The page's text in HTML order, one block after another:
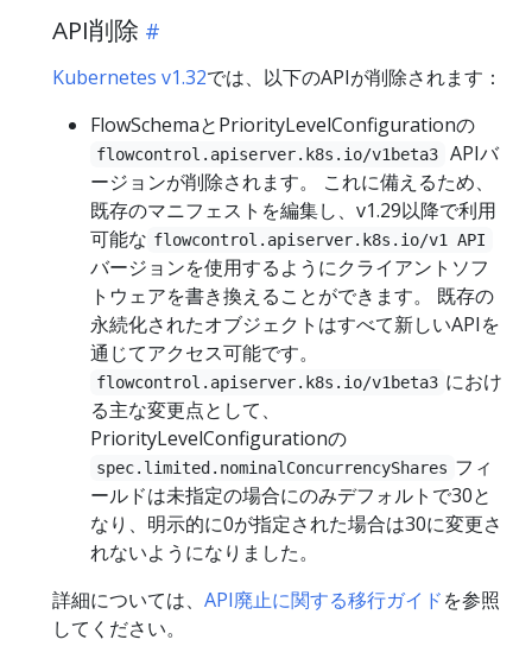
API削除
Kubernetes v1.32では、以下のAPIが削除されます：
FlowSchemaとPriorityLevelConfigurationの
flowcontrol.apiserver.k8s.io/v1beta3
APIバ
ージョンが削除されます。 これに備えるため、
既存のマニフェストを編集し、v1.29以降で利用
可能な flowcontrol.apiserver.k8s.io/v1 API
バージョンを使用するようにクライアントソフ
トウェアを書き換えることができます。 既存の
永続化されたオブジェクトはすべて新しいAPIを
通じてアクセス可能です。
flowcontrol.apiserver.k8s.io/v1beta3 におけ
る主な変更点として、
PriorityLevelConfigurationの
spec.limited.nominalConcurrencyShares フィ
ールドは未指定の場合にのみデフォルトで30と
なり、明示的に0が指定された場合は30に変更さ
れないようになりました。
詳細については、 API廃止に関する移行ガイドを参照
してください。